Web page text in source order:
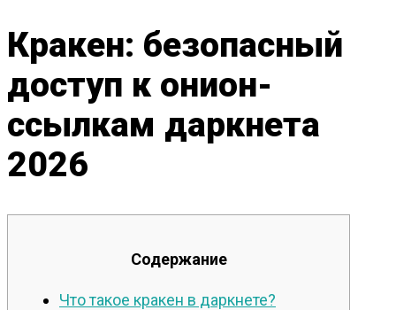
Кракен: безопасный
доступ к онион-
ссылкам даркнета
2026
Содержание
Что такое кракен в даркнете?